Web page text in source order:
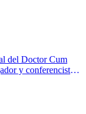
del Doctor Cum
y conferencista